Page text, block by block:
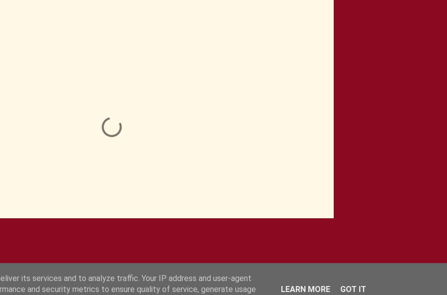
Fourni par Blogger
its services and to analyze traffic. Your IP address and user-agent
and security metrics to ensure quality of service, generate usage
LEARN MORE GOT IT